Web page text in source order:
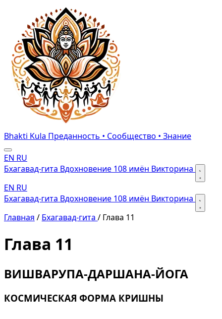
Bhakti Kula Преданность • Сообщество • Знание
EN RU
Бхагавад-гита Вдохновение 108 имён Викторина
EN RU
Бхагавад-гита Вдохновение 108 имён Викторина
Главная / Бхагавад-гита / Глава 11
Глава 11
ВИШВАРУПА-ДАРШАНА-ЙОГА
КОСМИЧЕСКАЯ ФОРМА КРИШНЫ